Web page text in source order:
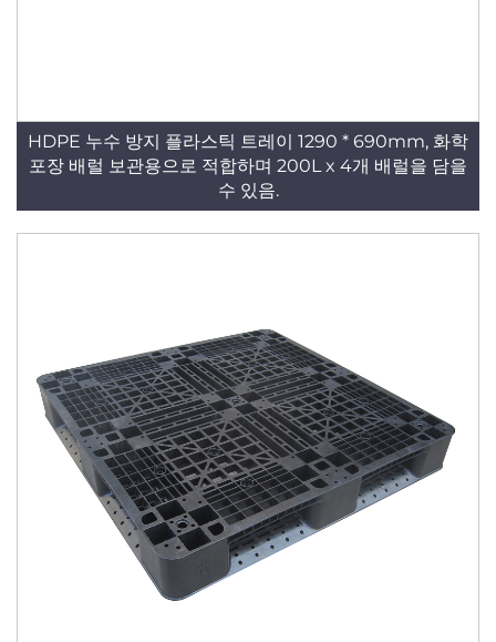
HDPE 누수 방지 플라스틱 트레이 1290 * 690mm, 화학
포장 배럴 보관용으로 적합하며 200L x 4개 배럴을 담을
수 있음.